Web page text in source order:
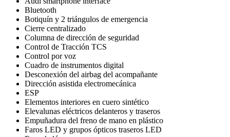
Bluetooth
Botiquín y 2 triángulos de emergencia
Cierre centralizado
Columna de dirección de seguridad
Control de Tracción TCS
Control por voz
Cuadro de instrumentos digital
Desconexión del airbag del acompañante
Dirección asistida electromecánica
ESP
Elementos interiores en cuero sintético
Elevalunas eléctricos delanteros y traseros
Empuñadura del freno de mano en plástico
Faros LED y grupos ópticos traseros LED